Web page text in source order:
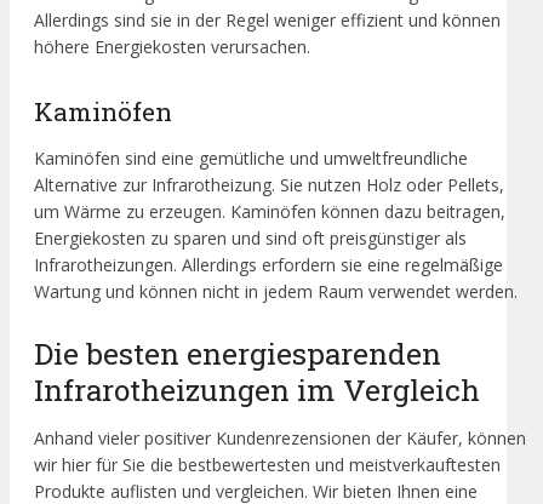
Allerdings sind sie in der Regel weniger effizient und können
höhere Energiekosten verursachen.
Kaminöfen
Kaminöfen sind eine gemütliche und umweltfreundliche
Alternative zur Infrarotheizung. Sie nutzen Holz oder Pellets,
um Wärme zu erzeugen. Kaminöfen können dazu beitragen,
Energiekosten zu sparen und sind oft preisgünstiger als
Infrarotheizungen. Allerdings erfordern sie eine regelmäßige
Wartung und können nicht in jedem Raum verwendet werden.
Die besten energiesparenden
Infrarotheizungen im Vergleich
Anhand vieler positiver Kundenrezensionen der Käufer, können
wir hier für Sie die bestbewertesten und meistverkauftesten
Produkte auflisten und vergleichen. Wir bieten Ihnen eine